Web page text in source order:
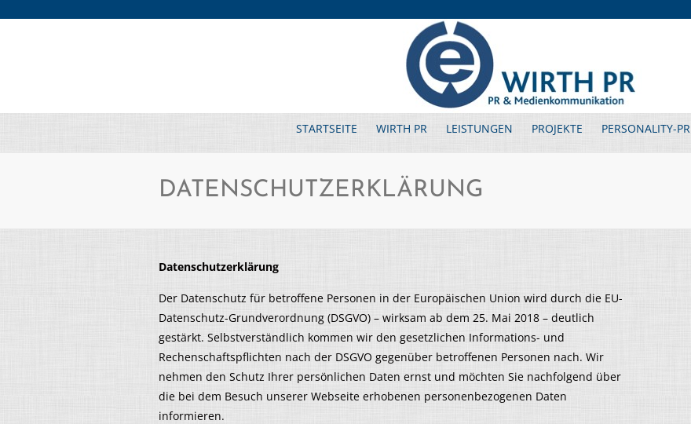
STARTSEITE WIRTH PR LEISTUNGEN PROJEKTE PERSONALITY-PR
DATENSCHUTZERKLÄRUNG
Datenschutzerklärung
Der Datenschutz für betroffene Personen in der Europäischen Union wird durch die EU-
Datenschutz-Grundverordnung (DSGVO) – wirksam ab dem 25. Mai 2018 – deutlich
gestärkt. Selbstverständlich kommen wir den gesetzlichen Informations- und
Rechenschaftspflichten nach der DSGVO gegenüber betroffenen Personen nach. Wir
nehmen den Schutz Ihrer persönlichen Daten ernst und möchten Sie nachfolgend über
die bei dem Besuch unserer Webseite erhobenen personenbezogenen Daten
informieren.